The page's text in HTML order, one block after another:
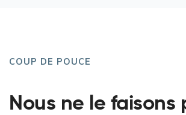
COUP DE POUCE
Nous ne le faisons